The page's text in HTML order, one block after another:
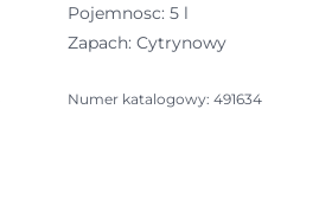
Pojemnosc: 5 l
Zapach: Cytrynowy
Numer katalogowy: 491634